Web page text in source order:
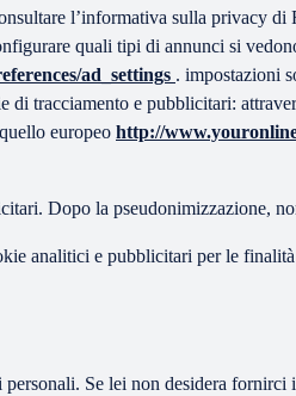
l’informativa sulla privacy di
quali tipi di annunci si
ad_settings . impostazioni
tracciamento e pubblicitari:
europeo http://
Dopo la pseudonimizzazione,
analitici e pubblicitari per le
Se lei non desidera